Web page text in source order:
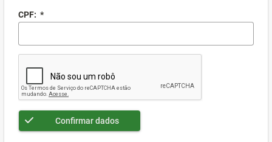
CPF: *
Confirmar dados